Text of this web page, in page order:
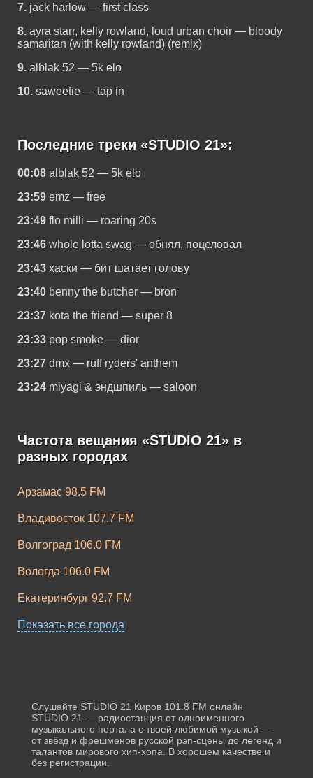
7. jack harlow — first class
8. ayra starr, kelly rowland, loud urban choir — bloody
samaritan (with kelly rowland) (remix)
9. alblak 52 — 5k elo
10. saweetie — tap in
Последние треки «STUDIO 21»:
00:08 alblak 52 — 5k elo
23:59 emz — free
23:49 flo milli — roaring 20s
23:46 whole lotta swag — обнял, поцеловал
23:43 хаски — бит шатает голову
23:40 benny the butcher — bron
23:37 kota the friend — super 8
23:33 pop smoke — dior
23:27 dmx — ruff ryders' anthem
23:24 miyagi & эндшпиль — saloon
Частота вещания «STUDIO 21» в
разных городах
Арзамас 98.5 FM
Владивосток 107.7 FM
Волгоград 106.0 FM
Вологда 106.0 FM
Екатеринбург 92.7 FM
Жигулевск 107.4 FM
Карачаевск 107.5 FM
Киров 101.8 FM
Москва 93.2 FM
Показать все города
Слушайте STUDIO 21 Киров 101.8 FM онлайн
STUDIO 21 — радиостанция от одноименного
музыкального портала с твоей любимой музыкой —
от звёзд и фрешменов русской рэп-сцены до легенд и
талантов мирового хип-хопа. В хорошем качестве и
без регистрации.